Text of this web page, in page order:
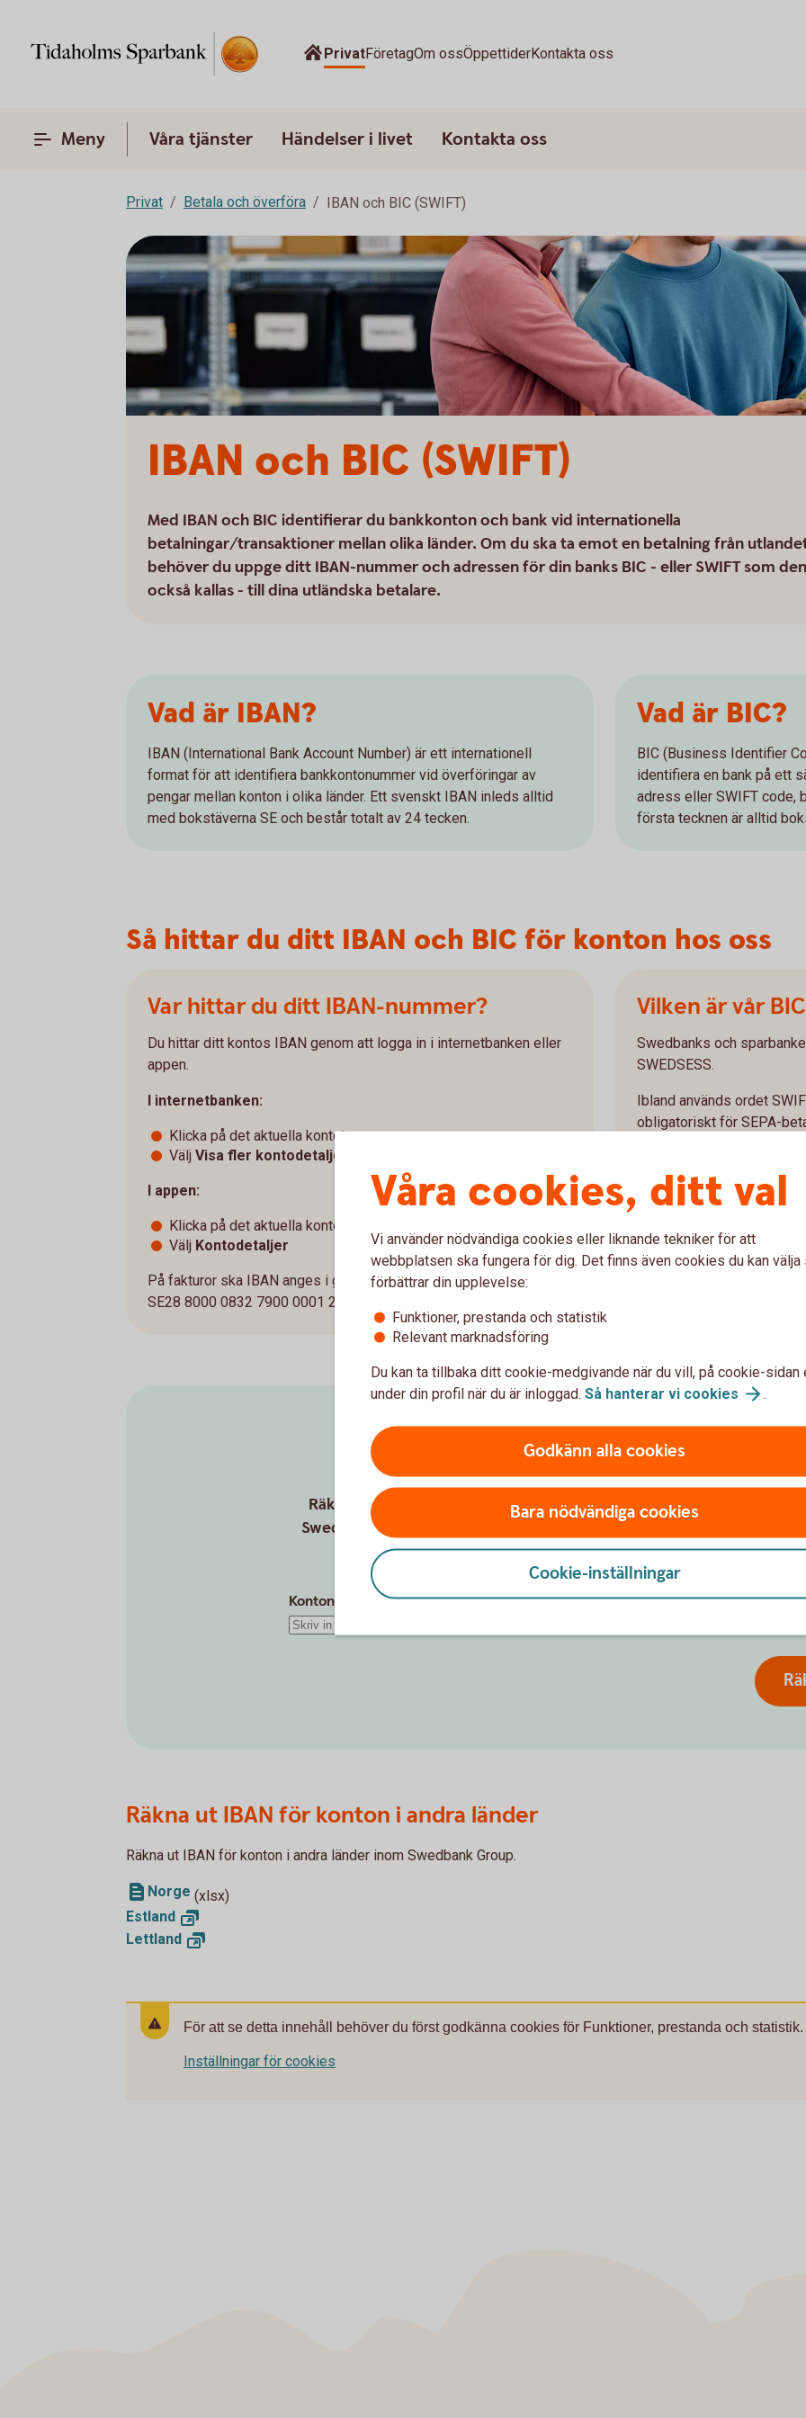
PrivatFöretagOm ossÖppettiderKontakta oss
Meny Våra tjänster Händelser i livet Kontakta oss
Privat Betala och överföra IBAN och BIC (SWIFT)
IBAN och BIC (SWIFT)
Med IBAN och BIC identifierar du bankkonton och bank vid internationella
betalningar/transaktioner mellan olika länder. Om du ska ta emot en betalning från
behöver du uppge ditt IBAN-nummer och adressen för din banks BIC - eller SWIFT som den
också kallas - till dina utländska betalare.
Vad är IBAN?
IBAN (International Bank Account Number) är ett internationell
format för att identifiera bankkontonummer vid överföringar av
pengar mellan konton i olika länder. Ett svenskt IBAN inleds alltid
med bokstäverna SE och består totalt av 24 tecken.
Vad är BIC?
BIC (Business Identifier
identifiera en bank på ett
adress eller SWIFT code,
första tecknen är alltid
Så hittar du ditt IBAN och BIC för konton hos oss
Var hittar du ditt IBAN-nummer?
Du hittar ditt kontos IBAN genom att logga in i internetbanken eller
appen.
I internetbanken:
Klicka på det aktuella kontot
Välj Visa fler kontodetaljer
I appen:
Klicka på det aktuella kontot
Välj Kontodetaljer
På fakturor ska IBAN anges i grupper om 4 siffror, till exempel
SE28 8000 0832 7900 0001 2345.
Vilken är vår
Swedbanks och
SWEDSESS.
Ibland används ordet
obligatoriskt för SEPA-
gireringsstandarden)
euro inom det
Räkna ut ditt IBAN-nummer
Räkna ut ditt IBAN-nummer med IBAN-räknaren. Den fungerar
Swedbank och Sparbankerna. Ange alltid IBAN tillsammans med
SWEDSESS (för Swedbank och sparbankerna).
Kontonummer
Räkna ut IBAN för konton i andra länder
Räkna ut IBAN för konton i andra länder inom Swedbank Group.
Norge (xlsx)
Estland
Lettland
För att se detta innehåll behöver du först godkänna cookies för Funktioner, prestanda och statistik.
Inställningar för cookies
Våra cookies, ditt val
Vi använder nödvändiga cookies eller liknande tekniker för att
webbplatsen ska fungera för dig. Det finns även cookies du kan välja
förbättrar din upplevelse:
Funktioner, prestanda och statistik
Relevant marknadsföring
Du kan ta tillbaka ditt cookie-medgivande när du vill, på cookie-sidan
under din profil när du är inloggad. Så hanterar vi cookies .
Godkänn alla cookies
Bara nödvändiga cookies
Cookie-inställningar